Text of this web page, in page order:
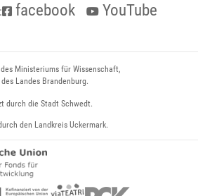
facebook
YouTube
Ministeriums für Wissenschaft,
Landes Brandenburg.
durch die Stadt Schwedt.
den Landkreis Uckermark.